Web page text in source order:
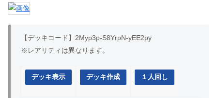
【デッキコード】2Myp3p-S8YrpN-yEE2py
※レアリティは異なります。
デッキ表示 デッキ作成 １人回し